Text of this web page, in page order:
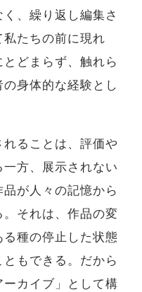
、繰り返し編集さ
たちの前に現れ
どまらず、触れら
身体的な経験とし
ることは、評価や
方、展示されない
が人々の記憶から
それは、作品の変
種の停止した状態
もできる。だから
カイブ」として構